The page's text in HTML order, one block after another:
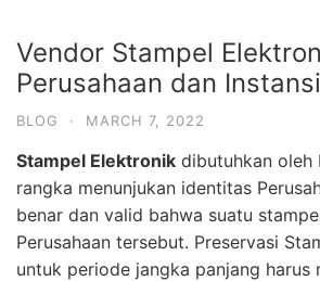
Vendor Stampel
Perusahaan dan
BLOG · MARCH 7, 2022
Stampel Elektronik dibutuhkan oleh
rangka menunjukan identitas
benar dan valid bahwa suatu
Perusahaan tersebut. Preservasi
untuk periode jangka panjang harus